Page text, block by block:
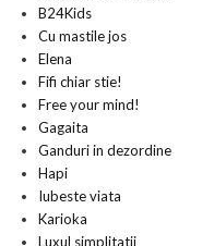
B24Kids
Cu mastile jos
Elena
Fifi chiar stie!
Free your mind!
Gagaita
Ganduri in dezordine
Hapi
Iubeste viata
Karioka
Luxul simplitatii